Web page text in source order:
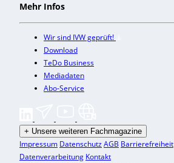
Mehr Infos
Wir sind IVW geprüft!
Download
TeDo Business
Mediadaten
Abo-Service
+ Unsere weiteren Fachmagazine
Impressum DatenschutzAGB Barrierefreiheit
Datenverarbeitung Kontakt